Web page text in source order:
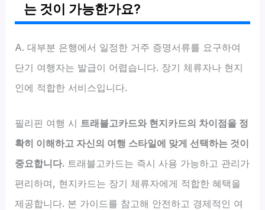
는 것이 가능한가요?
A. 대부분 은행에서 일정한 거주 증명서류를 요구하여
단기 여행자는 발급이 어렵습니다. 장기 체류자나 현지
인에 적합한 서비스입니다.
필리핀 여행 시 트래블고카드와 현지카드의 차이점을 정
확히 이해하고 자신의 여행 스타일에 맞게 선택하는 것이
중요합니다. 트래블고카드는 즉시 사용 가능하고 관리가
편리하며, 현지카드는 장기 체류자에게 적합한 혜택을
제공합니다. 본 가이드를 참고해 안전하고 경제적인 여